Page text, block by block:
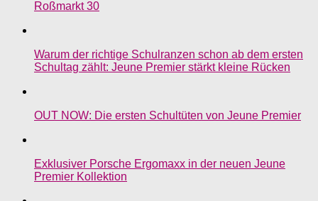
Roßmarkt 30
Warum der richtige Schulranzen schon ab dem ersten
Schultag zählt: Jeune Premier stärkt kleine Rücken
OUT NOW: Die ersten Schultüten von Jeune Premier
Exklusiver Porsche Ergomaxx in der neuen Jeune
Premier Kollektion